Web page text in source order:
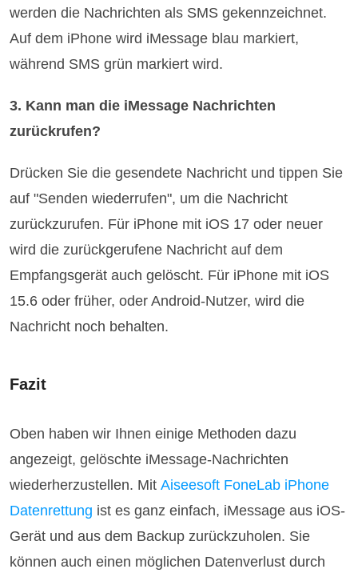
werden die Nachrichten als SMS gekennzeichnet.
Auf dem iPhone wird iMessage blau markiert,
während SMS grün markiert wird.
3. Kann man die iMessage Nachrichten
zurückrufen?
Drücken Sie die gesendete Nachricht und tippen Sie
auf "Senden wiederrufen", um die Nachricht
zurückzurufen. Für iPhone mit iOS 17 oder neuer
wird die zurückgerufene Nachricht auf dem
Empfangsgerät auch gelöscht. Für iPhone mit iOS
15.6 oder früher, oder Android-Nutzer, wird die
Nachricht noch behalten.
Fazit
Oben haben wir Ihnen einige Methoden dazu
angezeigt, gelöschte iMessage-Nachrichten
wiederherzustellen. MitAiseesoft FoneLab iPhone
Datenrettung ist es ganz einfach, iMessage aus iOS-
Gerät und aus dem Backup zurückzuholen. Sie
können auch einen möglichen Datenverlust durch